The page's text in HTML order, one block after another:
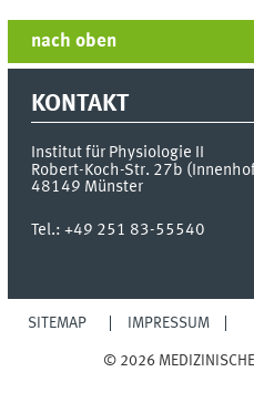
nach oben
KONTAKT
Institut für Physiologie II
Robert-Koch-Str. 27b
48149 Münster
Tel.:+49 251 83-55540
SITEMAP IMPRESSUM
© 2026 MEDIZINISCHE